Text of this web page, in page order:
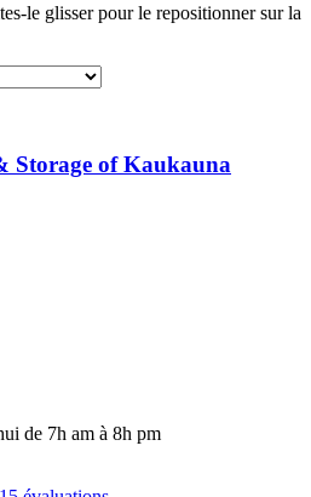
le glisser pour le repositionner sur la
Storage of Kaukauna
de 7h am à 8h pm